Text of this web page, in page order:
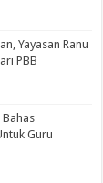
Yayasan Ranu
PBB
Bahas
Guru